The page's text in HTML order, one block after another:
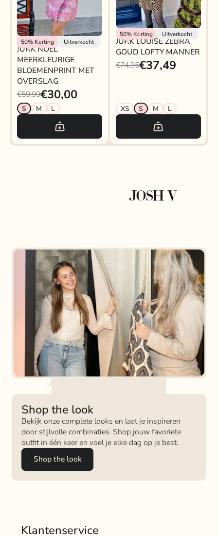
50% Korting Uitverkocht
Rokjeklokje
JURK NOËL
MEERKLEURIGE
BLOEMENPRINT MET
OVERSLAG
€59,99€30,00
S M L
50%Korting Uitverkocht
Lofty Manner
JURK LOUISE ZEBRA
GOUD LOFTY MANNER
€74,95€37,49
XS S M L
Shop the look
Bekijk onze complete looks en laat je inspireren
door stijlvolle combinaties. Shop jouw favoriete
outfit in één keer en voel je elke dag op je best.
Shop the look
Klantenservice